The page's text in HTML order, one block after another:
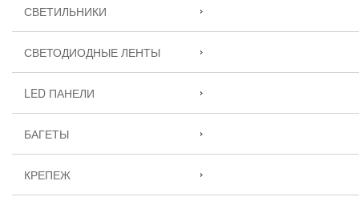
СВЕТИЛЬНИКИ
СВЕТОДИОДНЫЕ ЛЕНТЫ
LED ПАНЕЛИ
БАГЕТЫ
КРЕПЕЖ